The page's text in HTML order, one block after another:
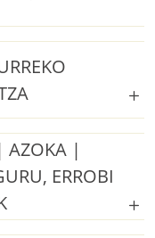
AZOKA |
ERROBI